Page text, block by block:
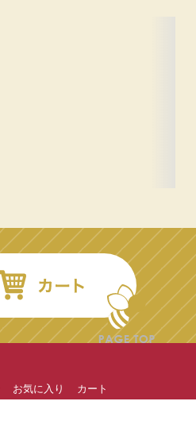
お気に入り カート